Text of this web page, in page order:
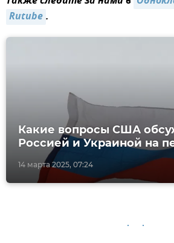
Rutube.
14 марта 2025, 07:24
Какие вопросы США
Россией и Украиной на